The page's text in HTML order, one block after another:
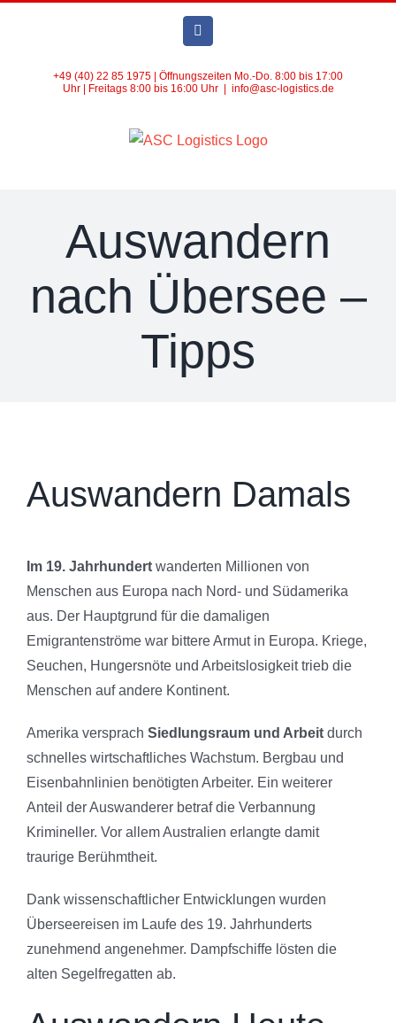
Facebook
+49 (40) 22 85 1975 | Öffnungszeiten Mo.-Do. 8:00 bis 17:00
Uhr | Freitags 8:00 bis 16:00 Uhr
info@asc-logistics.de
Auswandern
nach Übersee –
Tipps
Auswandern Damals
Im 19. Jahrhundert wanderten Millionen von
Menschen aus Europa nach Nord- und Südamerika
aus. Der Hauptgrund für die damaligen
Emigrantenströme war bittere Armut in Europa. Kriege,
Seuchen, Hungersnöte und Arbeitslosigkeit trieb die
Menschen auf andere Kontinent.
Amerika versprach Siedlungsraum und Arbeit durch
schnelles wirtschaftliches Wachstum. Bergbau und
Eisenbahnlinien benötigten Arbeiter. Ein weiterer
Anteil der Auswanderer betraf die Verbannung
Krimineller. Vor allem Australien erlangte damit
traurige Berühmtheit.
Dank wissenschaftlicher Entwicklungen wurden
Überseereisen im Laufe des 19. Jahrhunderts
zunehmend angenehmer. Dampfschiffe lösten die
alten Segelfregatten ab.